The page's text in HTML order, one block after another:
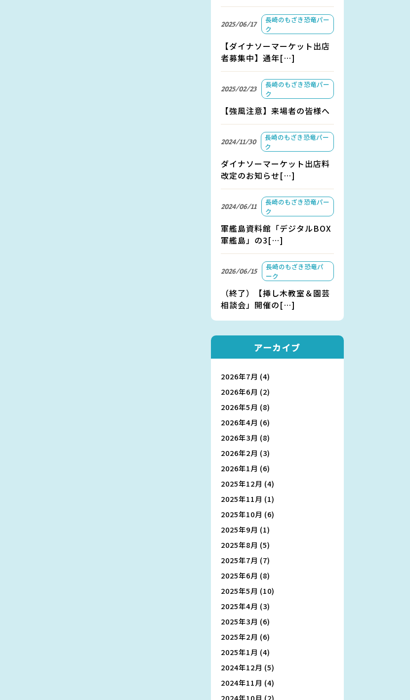
2025/06/17
長崎のもざき恐竜パー
ク
【ダイナソーマーケット出店
者募集中】通年[…]
2025/02/23
長崎のもざき恐竜パー
ク
【強風注意】来場者の皆様へ
2024/11/30
長崎のもざき恐竜パー
ク
ダイナソーマーケット出店料
改定のお知らせ[…]
2024/06/11
長崎のもざき恐竜パー
ク
軍艦島資料館「デジタルBOX
軍艦島」の3[…]
2026/06/15
長崎のもざき恐竜パ
ーク
（終了）【挿し木教室＆園芸
相談会」開催の[…]
アーカイブ
2026年7月 (4)
2026年6月 (2)
2026年5月 (8)
2026年4月 (6)
2026年3月 (8)
2026年2月 (3)
2026年1月 (6)
2025年12月 (4)
2025年11月 (1)
2025年10月 (6)
2025年9月 (1)
2025年8月 (5)
2025年7月 (7)
2025年6月 (8)
2025年5月 (10)
2025年4月 (3)
2025年3月 (6)
2025年2月 (6)
2025年1月 (4)
2024年12月 (5)
2024年11月 (4)